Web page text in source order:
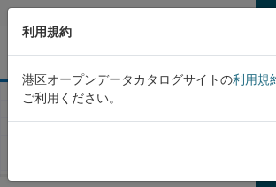
Skip to main content
組織
港区
民間高齢者グループリビング
利用規約
港区オープンデータカタログサイトの利用規
ご利用ください。